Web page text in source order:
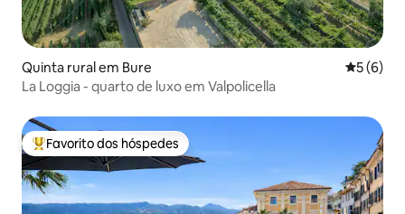
Quinta rural em Bure
5 (6)
La Loggia - quarto de luxo em Valpolicella
Favoritos dos hóspedes mais apreciados
Favorito dos hóspedes